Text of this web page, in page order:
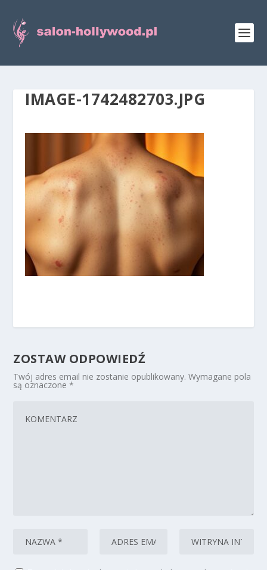
IMAGE-1742482703.JPG
ZOSTAW ODPOWIEDŹ
Twój adres email nie zostanie opublikowany. Wymagane pola
są oznaczone*